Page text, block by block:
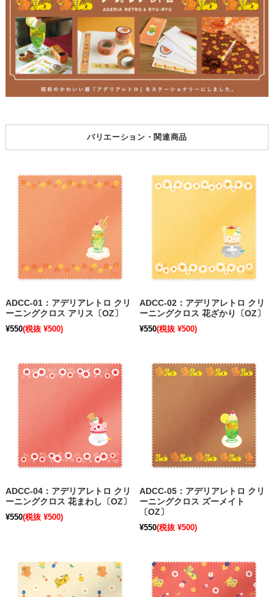
バリエーション・関連商品
ADCC-01：アデリアレトロ クリ
ーニングクロス アリス〔OZ〕
¥550(税抜 ¥500)
ADCC-02：アデリアレトロ クリ
ーニングクロス 花ざかり〔OZ〕
¥550(税抜 ¥500)
ADCC-04：アデリアレトロ クリ
ーニングクロス 花まわし〔OZ〕
¥550(税抜 ¥500)
ADCC-05：アデリアレトロ クリ
ーニングクロス ズーメイト
〔OZ〕
¥550(税抜 ¥500)